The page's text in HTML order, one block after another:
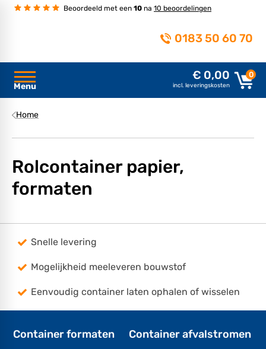
Beoordeeld met een 10 na 10 beoordelingen
0183 50 60 70
Menu
€ 0,00
incl. leveringskosten
0
Home
Rolcontainer papier,
formaten
Snelle levering
Mogelijkheid meeleveren bouwstof
Eenvoudig container laten ophalen of wisselen
Container formaten Container afvalstromen